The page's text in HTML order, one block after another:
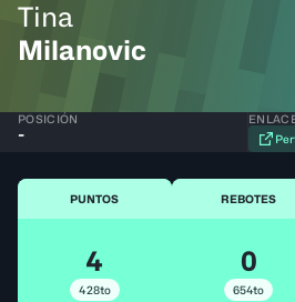
Tina
Milanovic
POSICIÓN
-
PUNTOS
4
428to
REBOTES
0
654to